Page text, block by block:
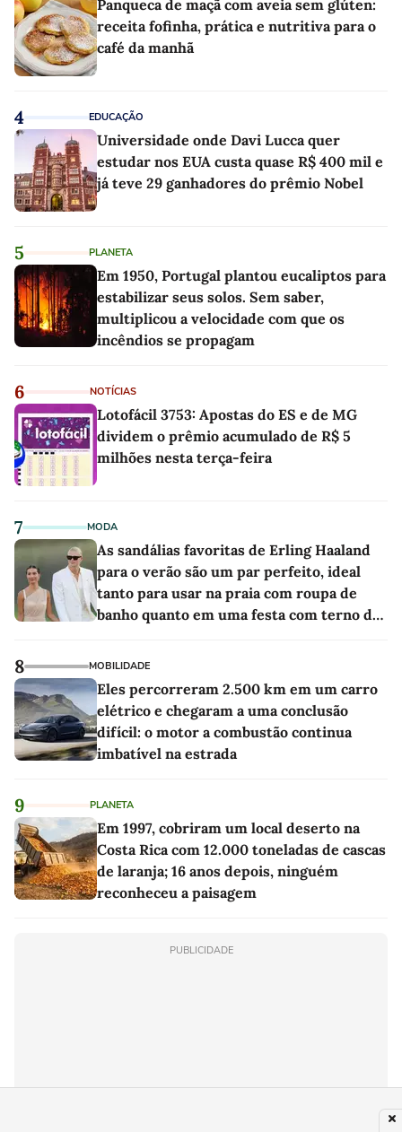
Panqueca de maçã com aveia sem glúten:
receita fofinha, prática e nutritiva para o
café da manhã
4 EDUCAÇÃO
Universidade onde Davi Lucca quer
estudar nos EUA custa quase R$ 400 mil e
já teve 29 ganhadores do prêmio Nobel
5 PLANETA
Em 1950, Portugal plantou eucaliptos para
estabilizar seus solos. Sem saber,
multiplicou a velocidade com que os
incêndios se propagam
6 NOTÍCIAS
Lotofácil 3753: Apostas do ES e de MG
dividem o prêmio acumulado de R$ 5
milhões nesta terça-feira
7 MODA
As sandálias favoritas de Erling Haaland
para o verão são um par perfeito, ideal
tanto para usar na praia com roupa de
banho quanto em uma festa com terno de
8 MOBILIDADE
Eles percorreram 2.500 km em um carro
elétrico e chegaram a uma conclusão
difícil: o motor a combustão continua
imbatível na estrada
9 PLANETA
Em 1997, cobriram um local deserto na
Costa Rica com 12.000 toneladas de cascas
de laranja; 16 anos depois, ninguém
reconheceu a paisagem
PUBLICIDADE